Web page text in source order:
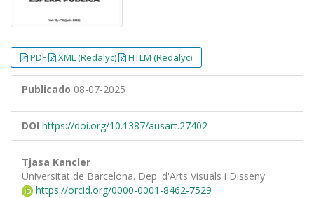
PDF XML (Redalyc) HTLM (Redalyc)
Publicado 08-07-2025
DOI https://doi.org/10.1387/ausart.27402
Tjasa Kancler
Universitat de Barcelona. Dep. d'Arts Visuals i Disseny
https://orcid.org/0000-0001-8462-7529